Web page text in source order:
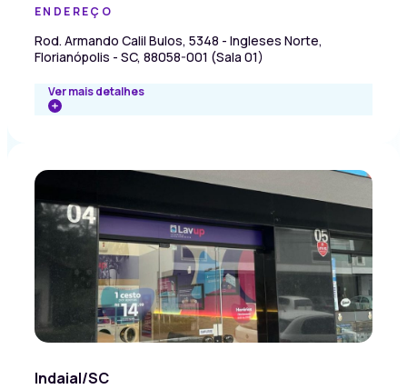
ENDEREÇO
Rod. Armando Calil Bulos, 5348 - Ingleses Norte,
Florianópolis - SC, 88058-001 (Sala 01)
Ver mais detalhes
Indaial/SC